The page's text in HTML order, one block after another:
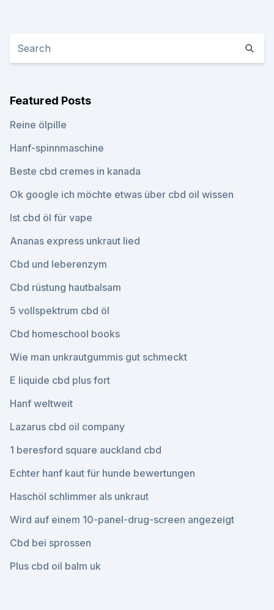
Featured Posts
Reine ölpille
Hanf-spinnmaschine
Beste cbd cremes in kanada
Ok google ich möchte etwas über cbd oil wissen
Ist cbd öl für vape
Ananas express unkraut lied
Cbd und leberenzym
Cbd rüstung hautbalsam
5 vollspektrum cbd öl
Cbd homeschool books
Wie man unkrautgummis gut schmeckt
E liquide cbd plus fort
Hanf weltweit
Lazarus cbd oil company
1 beresford square auckland cbd
Echter hanf kaut für hunde bewertungen
Haschöl schlimmer als unkraut
Wird auf einem 10-panel-drug-screen angezeigt
Cbd bei sprossen
Plus cbd oil balm uk